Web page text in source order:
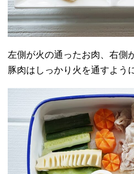
左側が火の通ったお肉、右側
豚肉はしっかり火を通すよう